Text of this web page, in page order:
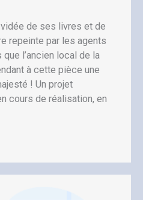
de ses livres et de
repeinte par les agents
l’ancien local de la
à cette pièce une
! Un projet
cours de réalisation, en